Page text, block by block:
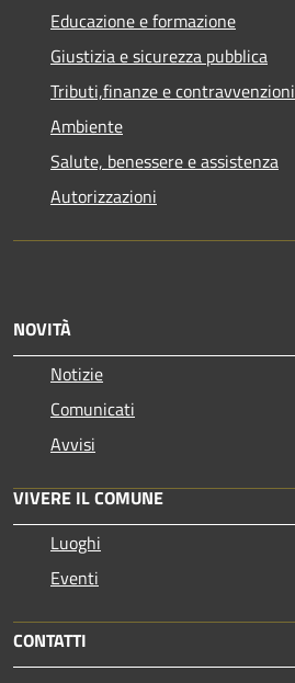
Educazione e formazione
Giustizia e sicurezza pubblica
Tributi,finanze e contravvenzioni
Ambiente
Salute, benessere e assistenza
Autorizzazioni
NOVITÀ
Notizie
Comunicati
Avvisi
VIVERE IL COMUNE
Luoghi
Eventi
CONTATTI